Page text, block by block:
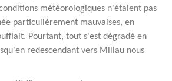
météorologiques n'étaient pas
particulièrement mauvaises, en
Pourtant, tout s'est dégradé en
redescendant vers Millau nous